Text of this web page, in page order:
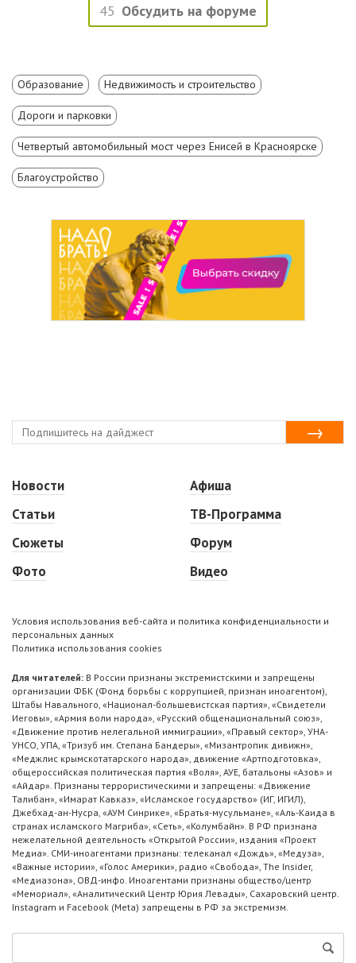
45 Обсудить на форуме
Образование Недвижимость и строительство
Дороги и парковки
Четвертый автомобильный мост через Енисей в Красноярске
Благоустройство
Новости
Статьи
Сюжеты
Фото
Афиша
ТВ-Программа
Форум
Видео
Условия использования веб-сайта и политика конфиденциальности и
персональных данных
Политика использования cookies
Для читателей: В России признаны экстремистскими и запрещены
организации ФБК (Фонд борьбы с коррупцией, признан иноагентом),
Штабы Навального, «Национал-большевистская партия», «Свидетели
Иеговы», «Армия воли народа», «Русский общенациональный союз»,
«Движение против нелегальной иммиграции», «Правый сектор», УНА-
УНСО, УПА, «Тризуб им. Степана Бандеры», «Мизантропик дивижн»,
«Меджлис крымскотатарского народа», движение «Артподготовка»,
общероссийская политическая партия «Воля», АУЕ, батальоны «Азов» и
«Айдар». Признаны террористическими и запрещены: «Движение
Талибан», «Имарат Кавказ», «Исламское государство» (ИГ, ИГИЛ),
Джебхад-ан-Нусра, «АУМ Синрике», «Братья-мусульмане», «Аль-Каида в
странах исламского Магриба», «Сеть», «Колумбайн». В РФ признана
нежелательной деятельность «Открытой России», издания «Проект
Медиа». СМИ-иноагентами признаны: телеканал «Дождь», «Медуза»,
«Важные истории», «Голос Америки», радио «Свобода», The Insider,
«Медиазона», ОВД-инфо. Иноагентами признаны общество/центр
«Мемориал», «Аналитический Центр Юрия Левады», Сахаровский центр.
Instagram и Facebook (Metа) запрещены в РФ за экстремизм.